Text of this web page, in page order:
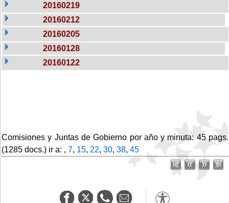
20160219
20160212
20160205
20160128
20160122
Comisiones y Juntas de Gobierno por año y minuta: 45 pags.
(1285 docs.) ir a: , 7, 15, 22, 30, 38, 45